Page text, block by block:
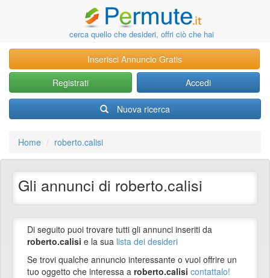
cerca quello che desideri, offri ciò che hai
Inserisci Annuncio Gratis
Registrati
Accedi
Nuova ricerca
Home roberto.calisi
Gli annunci di roberto.calisi
Di seguito puoi trovare tutti gli annunci inseriti da
roberto.calisi e la sua lista dei desideri
Se trovi qualche annuncio interessante o vuoi offrire un
tuo oggetto che interessa a roberto.calisi contattalo!